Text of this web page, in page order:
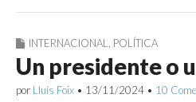
INTERNACIONAL, POLÍTICA
Un presidente o
por Lluís Foix • 13/11/2024 • 10